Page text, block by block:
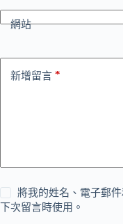
網站
新增留言 *
將我的姓名、電子郵
下次留言時使用。